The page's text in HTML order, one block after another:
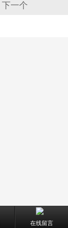
下一个
在线留言